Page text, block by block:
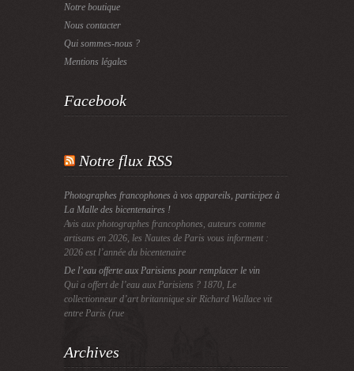
Notre boutique
Nous contacter
Qui sommes-nous ?
Mentions légales
Facebook
Notre flux RSS
Photographes francophones à vos appareils, participez à
La Malle des bicentenaires !
Avis aux photographes francophones, auteurs comme
artisans en 2026, les Nautes de Paris vous informent :
2026 est l’année du bicentenaire
De l’eau offerte aux Parisiens pour remplacer le vin
Qui a offert de l’eau aux Parisiens ? 1870, Le
collectionneur d’art britannique sir Richard Wallace vit
entre Paris (rue
Archives